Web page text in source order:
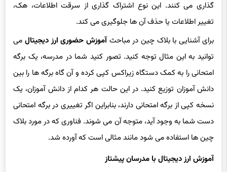
تغییر اطلاعات یا حذف آن ها جلوگیری می کند.
برای آشنایی با بلاک چین در مباحثآموزش حضوری ارز دیجیتال
توانید به این مثال توجه کنید. تصور کنید شما در مدرسه، یک برگه
امتحانی را به کمک دستگاه زیراکس کپی کرده و آن گاه برگه ها را بین
دانش آموزان توزیع کنید. در این حالت هر کدام از دانش آموزان، یک
نسخه کپی از برگه امتحانی دارند، بنابراین اگر تغییری در برگه امتحانی
دست شما به وجود آید، متوجه آن می شوند. فناوری که در مورد بلاک
چین ها استفاده می شود مانند مثالی است که آورده شد.
آموزش ارز دیجیتال با مدرسان پیشتاز
برای اینکه ازآموزش ارز دیجیتالبهره مند شوید، بهتر است زیر نظر